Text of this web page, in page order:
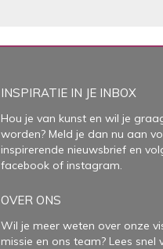
INSPIRATIE IN JE INBOX
Hou je van kunst en wil je
worden? Meld je dan nu aan
inspirerende nieuwsbrief en
facebook of instagram
OVER ONS
Wil je meer weten over onze
missie en ons team? Lees snel